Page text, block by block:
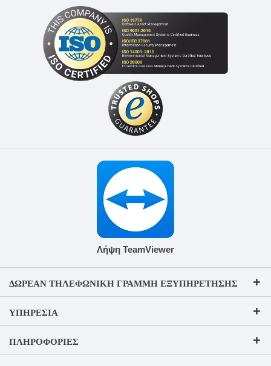
Λήψη TeamViewer
ΔΩΡΕΆΝ ΤΗΛΕΦΩΝΙΚΉ ΓΡΑΜΜΉ ΕΞΥΠΗΡΈΤΗΣΗΣ
ΥΠΗΡΕΣΊΑ
ΠΛΗΡΟΦΟΡΊΕΣ